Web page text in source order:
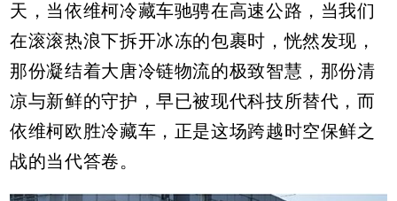
天，当依维柯冷藏车驰骋在高速公路，当我们
在滚滚热浪下拆开冰冻的包裹时，恍然发现，
那份凝结着大唐冷链物流的极致智慧，那份清
凉与新鲜的守护，早已被现代科技所替代，而
依维柯欧胜冷藏车，正是这场跨越时空保鲜之
战的当代答卷。